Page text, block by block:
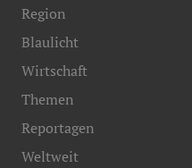
Region
Blaulicht
Wirtschaft
Themen
Reportagen
Weltweit